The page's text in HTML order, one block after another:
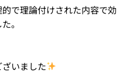
で理論付けされた内容で効
。
いました